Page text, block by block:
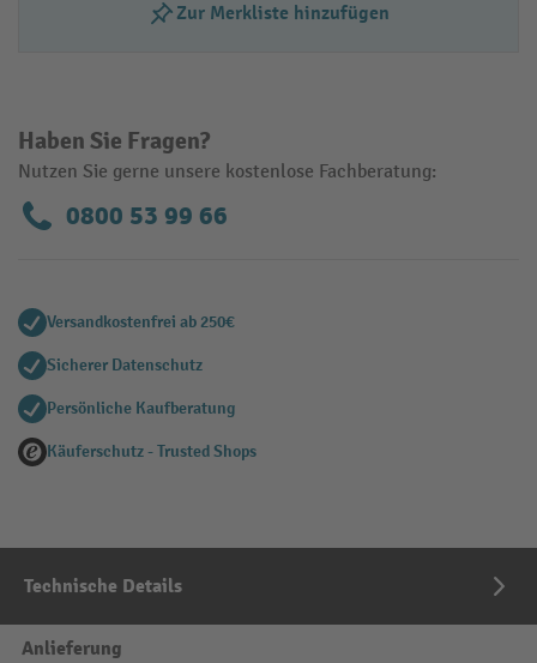
Zur Merkliste hinzufügen
Haben Sie Fragen?
Nutzen Sie gerne unsere kostenlose Fachberatung:
0800 53 99 66
Versandkostenfrei ab 250€
Sicherer Datenschutz
Persönliche Kaufberatung
Käuferschutz - Trusted Shops
Technische Details
Anlieferung